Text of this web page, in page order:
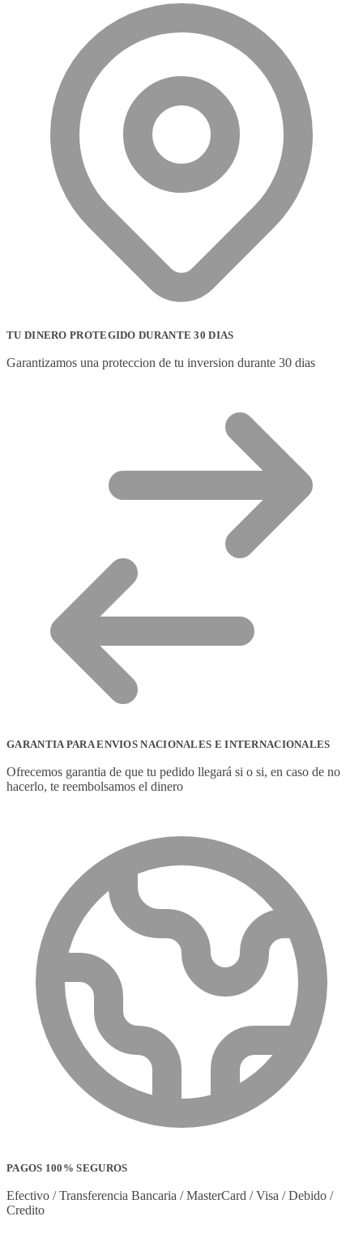
TU DINERO PROTEGIDO DURANTE 30 DIAS
Garantizamos una proteccion de tu inversion durante 30 dias
GARANTIA PARA ENVIOS NACIONALES E INTERNACIONALES
Ofrecemos garantia de que tu pedido llegará si o si, en caso de no
hacerlo, te reembolsamos el dinero
PAGOS 100% SEGUROS
Efectivo / Transferencia Bancaria / MasterCard / Visa / Debido /
Credito